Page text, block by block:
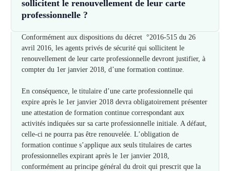
sollicitent le renouvellement de leur carte
professionnelle ?
Conformément aux dispositions du décret °2016-515 du 26
avril 2016, les agents privés de sécurité qui sollicitent le
renouvellement de leur carte professionnelle devront justifier, à
compter du 1er janvier 2018, d’une formation continue.
En conséquence, le titulaire d’une carte professionnelle qui
expire après le 1er janvier 2018 devra obligatoirement présenter
une attestation de formation continue correspondant aux
activités indiquées sur sa carte professionnelle initiale. A défaut,
celle-ci ne pourra pas être renouvelée. L’obligation de
formation continue s’applique aux seuls titulaires de cartes
professionnelles expirant après le 1er janvier 2018,
conformément au principe général du droit qui prescrit que la